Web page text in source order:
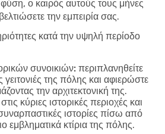
ο καιρός αυτούς τους μήνες
την εμπειρία σας.
κατά την υψηλή περίοδο
συνοικιών: περιπλανηθείτε
γειτονιές της πόλης και αφιερώστε
την αρχιτεκτονική της.
κύριες ιστορικές περιοχές και
ιστορίες πίσω από
εμβληματικά κτίρια της πόλης.